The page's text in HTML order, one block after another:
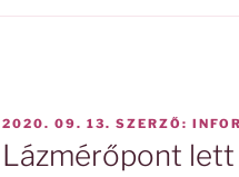
BEKÜLDVE:
2020. 09. 13. SZERZŐ:
Lázmérőpont lett